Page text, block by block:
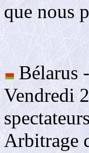
que nous
Bélarus -
Vendredi
Arbitrage